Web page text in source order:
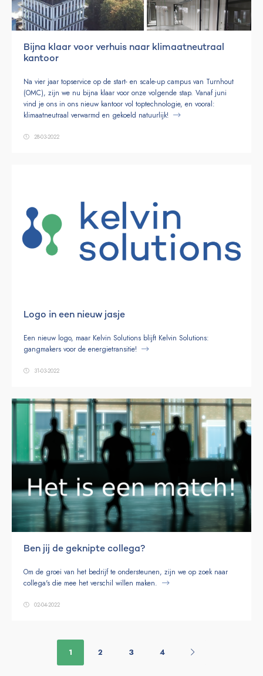
Bijna klaar voor verhuis naar klimaatneutraal
kantoor
Na vier jaar topservice op de start- en scale-up campus van Turnhout
(OMC), zijn we nu bijna klaar voor onze volgende stap. Vanaf juni
vind je ons in ons nieuw kantoor vol toptechnologie, en vooral:
klimaatneutraal verwarmd en gekoeld natuurlijk!
28-03-2022
Logo in een nieuw jasje
Een nieuw logo, maar Kelvin Solutions blijft Kelvin Solutions:
gangmakers voor de energietransitie!
31-03-2022
Ben jij de geknipte collega?
Om de groei van het bedrijf te ondersteunen, zijn we op zoek naar
collega's die mee het verschil willen maken.
02-04-2022
1 2 3 4